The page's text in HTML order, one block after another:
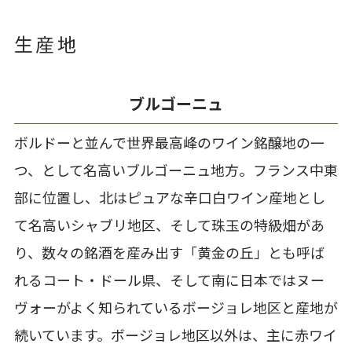
生産地
ブルゴーニュ
ボルドーと並んで世界最高峰のワイン銘醸地の一
つ、として名高いブルゴーニュ地方。フランス中東
部に位置し、北はピュアな辛口白ワイン産地とし
て名高いシャブリ地区、そして珠玉の特級畑があ
り、数々の銘酒を産み出す「黄金の丘」とも呼ば
れるコート・ドール県、そして南に日本ではヌー
ヴォーがよく知られているボージョレ地区と産地が
続いています。ボージョレ地区以外は、主に赤ワイ